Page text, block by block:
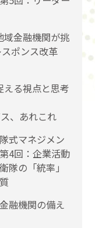
金融機関が挑
ポンス改革
える視点と思考
、あれこれ
式マネジメン
4回：企業活動
隊の「統率」
融機関の備え